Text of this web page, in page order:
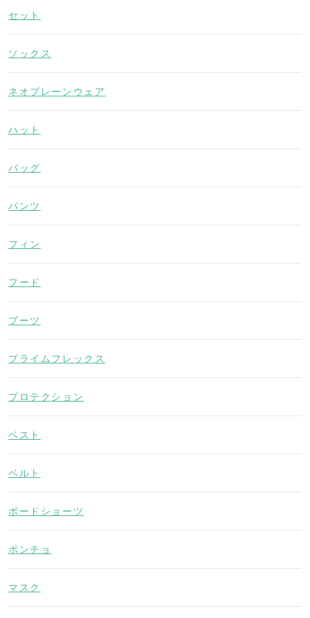
セット
ソックス
ネオプレーンウェア
ハット
バッグ
パンツ
フィン
フード
ブーツ
プライムフレックス
プロテクション
ベスト
ベルト
ボードショーツ
ポンチョ
マスク